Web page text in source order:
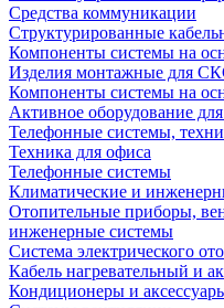
Средства коммуникации
Структурированные
Компоненты системы на
Изделия монтажные для
Компоненты системы на
Активное оборудование
Телефонные системы,
Техника для офиса
Телефонные системы
Климатические и
Отопительные приборы,
инженерные системы
Система электрического
Кабель нагревательный и
Кондиционеры и